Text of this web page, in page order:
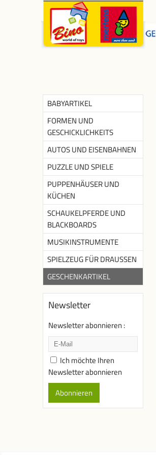
BABYARTIKEL
FORMEN UND
GESCHICKLICHKEITS
AUTOS UND EISENBAHNEN
PUZZLE UND SPIELE
PUPPENHÄUSER UND
KÜCHEN
SCHAUKELPFERDE UND
BLACKBOARDS
MUSIKINSTRUMENTE
SPIELZEUG FÜR DRAUSSEN
GESCHENKARTIKEL
Newsletter
Newsletter abonnieren :
Ich möchte Ihren
Newsletter abonnieren
Abonnieren